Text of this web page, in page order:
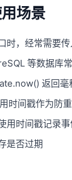
场景
时，经常需要
等数据库
返回毫
时间戳作为防
用时间戳记录
是否过期